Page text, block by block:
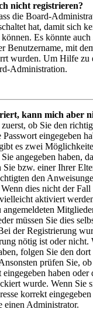
nicht registrieren?
die Board-
hat, damit sich
Es könnte
Benutzername, mit
wurden. Um Hilfe zu
Administration.
kann mich aber
ob Sie den
eingegeben
es zwei
angegeben haben,
Sie bzw. einer Ihrer
den
dies nicht der
aktiviert
angemeldeten
müssen Sie dies
der Registrierung
nötig ist oder nicht.
folgen Sie den dort
prüfen Sie,
eingegeben haben
wurde. Wenn Sie
korrekt
einen Administrator.